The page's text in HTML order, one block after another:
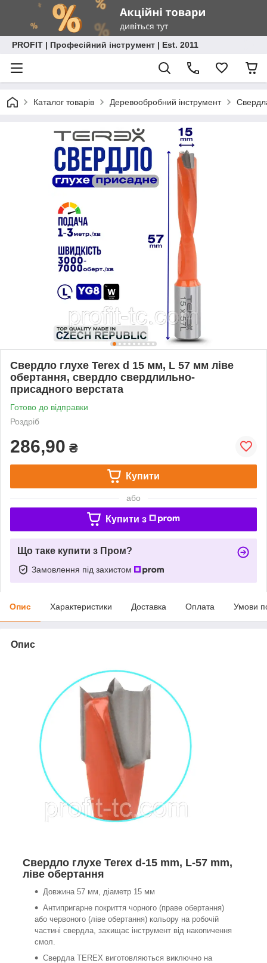
PROFIT | Професійний інструмент | Est. 2011
Каталог товарів Деревообробний інструмент
Свердло глухе Terex d 15 мм, L 57 мм ліве
обертання, свердло свердлильно-
присадного верстата
Готово до відправки
Роздріб
286,90 ₴
Купити
або
Купити з
Що таке купити з Пром?
Замовлення під захистом
Опис Характеристики Доставка Оплата Умови
Опис
Свердло глухе Terex d-15 mm, L-57 mm,
ліве обертання
Довжина 57 мм, діаметр 15 мм
Антипригарне покриття чорного (праве обертання)
або червоного (ліве обертання) кольору на робочій
частині свердла, захищає інструмент від накопичення
смол.
Свердла TEREX виготовляються виключно на